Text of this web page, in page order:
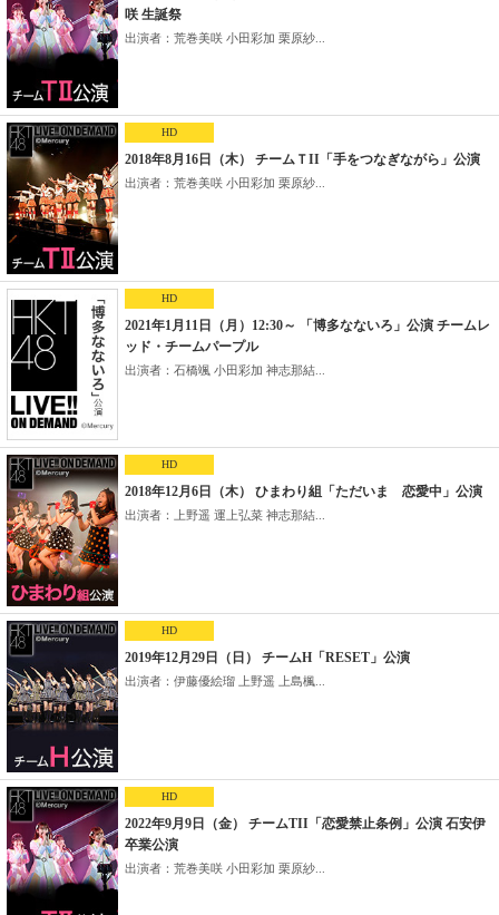
咲 生誕祭
出演者：荒巻美咲 小田彩加 栗原紗...
HD
2018年8月16日（木） チームＴII「手をつなぎながら」公演
出演者：荒巻美咲 小田彩加 栗原紗...
HD
2021年1月11日（月）12:30～ 「博多なないろ」公演 チームレ
ッド・チームパープル
出演者：石橋颯 小田彩加 神志那結...
HD
2018年12月6日（木） ひまわり組「ただいま 恋愛中」公演
出演者：上野遥 運上弘菜 神志那結...
HD
2019年12月29日（日） チームH「RESET」公演
出演者：伊藤優絵瑠 上野遥 上島楓...
HD
2022年9月9日（金） チームTII「恋愛禁止条例」公演 石安伊
卒業公演
出演者：荒巻美咲 小田彩加 栗原紗...